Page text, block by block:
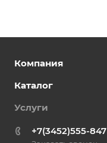
Компания
Каталог
Услуги
+7(3452)555-847